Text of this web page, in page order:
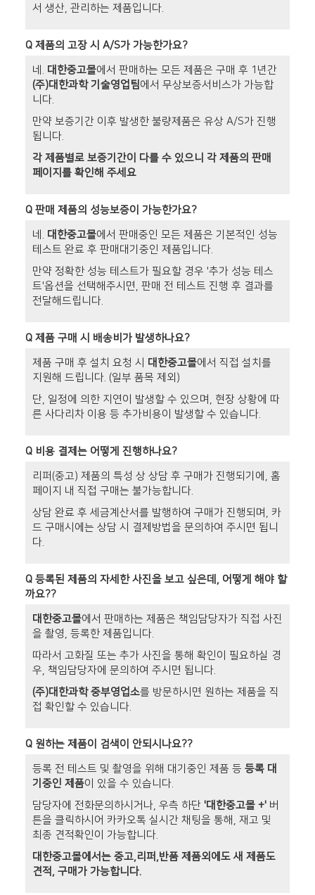
서 생산, 관리하는 제품입니다.
Q제품의 고장 시 A/S가 가능한가요?
네. 대한중고몰에서 판매하는 모든 제품은 구매 후 1년간
(주)대한과학 기술영업팀에서 무상보증서비스가 가능합
니다.
만약 보증기간 이후 발생한 불량제품은 유상 A/S가 진행
됩니다.
각 제품별로 보증기간이 다를 수 있으니 각 제품의 판매
페이지를 확인해 주세요
Q판매 제품의 성능보증이 가능한가요?
네. 대한중고몰에서 판매중인 모든 제품은 기본적인 성능
테스트 완료 후 판매대기중인 제품입니다.
만약 정확한 성능 테스트가 필요할 경우 '추가 성능 테스
트'옵션을 선택해주시면, 판매 전 테스트 진행 후 결과를
전달해드립니다.
Q제품 구매 시 배송비가 발생하나요?
제품 구매 후 설치 요청 시 대한중고몰에서 직접 설치를
지원해 드립니다. (일부 품목 제외)
단, 일정에 의한 지연이 발생할 수 있으며, 현장 상황에 따
른 사다리차 이용 등 추가비용이 발생할 수 있습니다.
Q비용 결제는 어떻게 진행하나요?
리퍼(중고) 제품의 특성 상 상담 후 구매가 진행되기에, 홈
페이지 내 직접 구매는 불가능합니다.
상담 완료 후 세금계산서를 발행하여 구매가 진행되며, 카
드 구매시에는 상담 시 결제방법을 문의하여 주시면 됩니
다.
Q등록된 제품의 자세한 사진을 보고 싶은데, 어떻게 해야 할
까요??
대한중고몰에서 판매하는 제품은 책임담당자가 직접 사진
을 촬영, 등록한 제품입니다.
따라서 고화질 또는 추가 사진을 통해 확인이 필요하실 경
우, 책임담당자에 문의하여 주시면 됩니다.
(주)대한과학 중부영업소를 방문하시면 원하는 제품을 직
접 확인할 수 있습니다.
Q원하는 제품이 검색이 안되시나요??
등록 전 테스트 및 촬영을 위해 대기중인 제품 등 등록 대
기중인 제품이 있을 수 있습니다.
담당자에 전화문의하시거나, 우측 하단'대한중고몰 +' 버
튼을 클릭하시어 카카오톡 실시간 채팅을 통해, 재고 및
최종 견적확인이 가능합니다.
대한중고몰에서는 중고,리퍼,반품 제품외에도 새 제품도
견적, 구매가 가능합니다.